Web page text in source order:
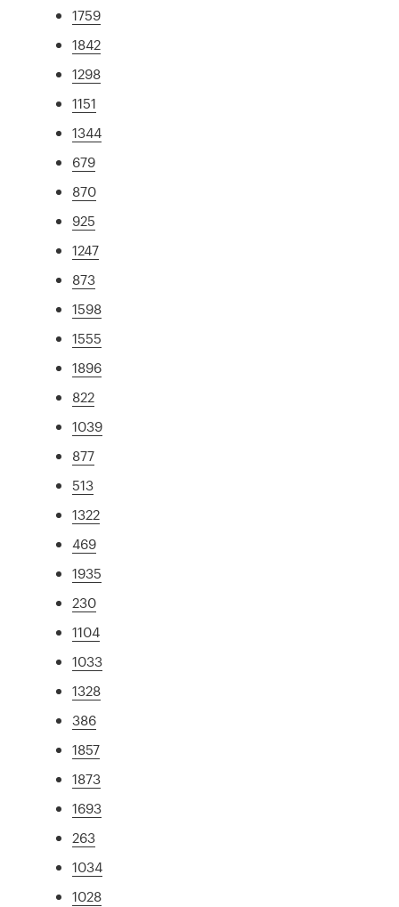
1759
1842
1298
1151
1344
679
870
925
1247
873
1598
1555
1896
822
1039
877
513
1322
469
1935
230
1104
1033
1328
386
1857
1873
1693
263
1034
1028